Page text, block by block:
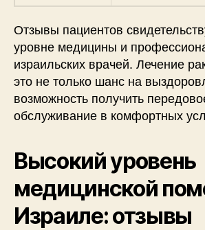
Отзывы пациентов
уровне медицины и
израильских врачей. Лечение
это не только шанс на
возможность получить
обслуживание в комфортных
Высокий уровень
медицинской
Израиле: отзывы